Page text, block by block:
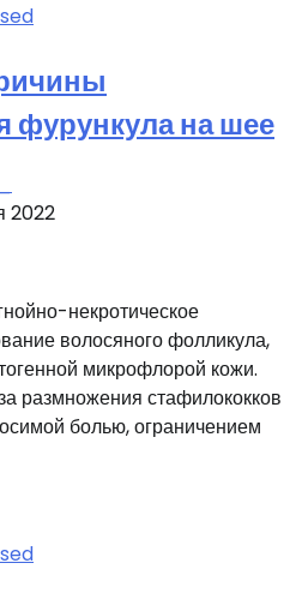
фурункула на шее
2022
некротическое
волосяного фолликула,
микрофлорой кожи.
размножения стафилококков
болью, ограничением